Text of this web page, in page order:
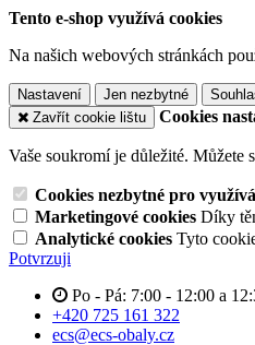
Tento e-shop využívá cookies
Na našich webových stránkách
Nastavení Jen nezbytné
Zavřít cookie lištu
Cookies
Vaše soukromí je důležité. Můžete
Cookies nezbytné pro
Marketingové cookies Díky
Analytické cookies Tyto
Potvrzuji
Po - Pá: 7:00 - 12:00 a
+420 725 161 322
ecs@ecs-obaly.cz